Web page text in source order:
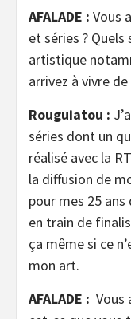
AFALADE : Vous
et séries ?
artistique
arrivez à vivre
Rouguiatou :
séries dont un
réalisé avec la
la diffusion de
pour mes 25
en train de
ça même si ce
mon art.
AFALADE : Vous